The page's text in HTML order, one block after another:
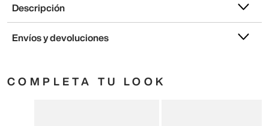
Descripción
Envíos y devoluciones
COMPLETA TU LOOK